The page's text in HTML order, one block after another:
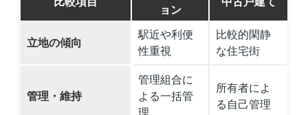
ョン
立地の傾向
駅近や利便
性重視
比較的閑静
な住宅街
管理・維持
管理組合に
よる一括管
所有者によ
る自己管理